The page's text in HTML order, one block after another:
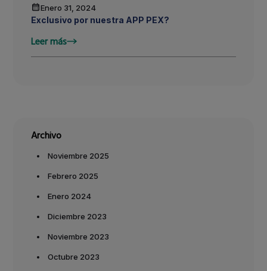
Leer más
Exclusivo por nuestra APP PEX?
Enero 31, 2024
Archivo
Noviembre 2025
Febrero 2025
Enero 2024
Diciembre 2023
Noviembre 2023
Octubre 2023